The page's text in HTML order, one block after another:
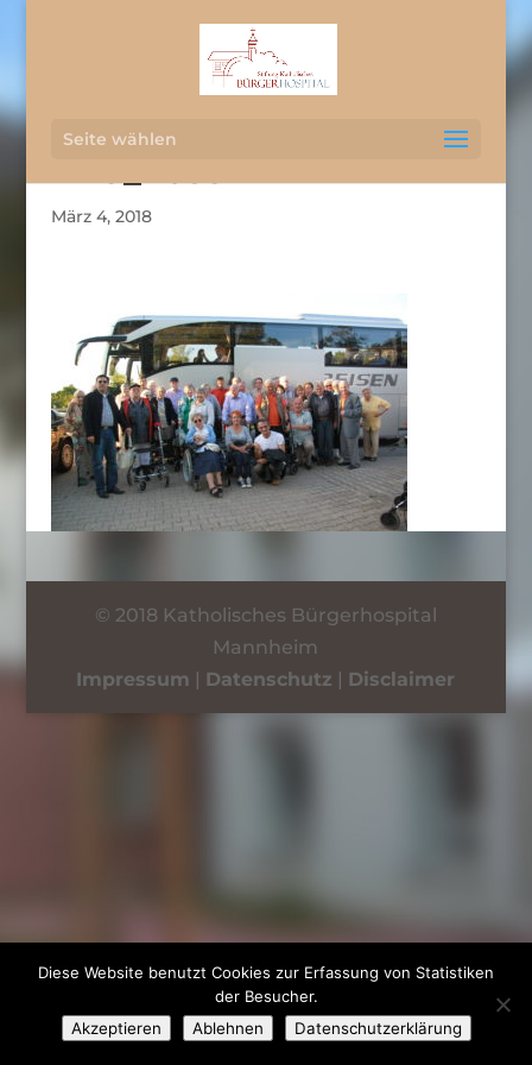
Seite wählen
März 4, 2018
© 2018 Katholisches Bürgerhospital
Mannheim
Impressum | Datenschutz | Disclaimer
Diese Website benutzt Cookies zur Erfassung von Statistiken
der Besucher.
Akzeptieren
Ablehnen Datenschutzerklärung